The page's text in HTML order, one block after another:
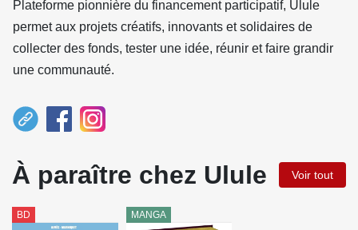
Plateforme pionnière du financement participatif, Ulule
permet aux projets créatifs, innovants et solidaires de
collecter des fonds, tester une idée, réunir et faire grandir
une communauté.
À paraître chez Ulule Voir tout
BD MANGA